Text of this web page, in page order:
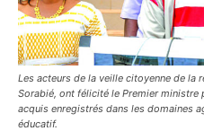
Les acteurs de la veille citoyenne de la
Sorabié, ont félicité le Premier ministre
acquis enregistrés dans les domaines
éducatif.